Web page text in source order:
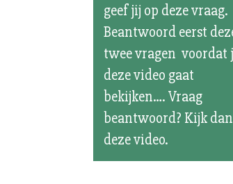
geef jij op deze vraag.
Beantwoord eerst
twee vragen voordat
deze video gaat
bekijken…. Vraag
beantwoord? Kijk dan
deze video.